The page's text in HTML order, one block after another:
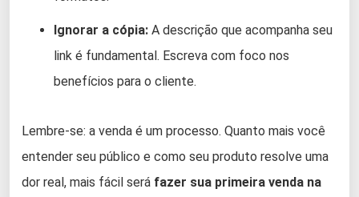
Ignorar a cópia: A descrição que acompanha seu
link é fundamental. Escreva com foco nos
benefícios para o cliente.
Lembre-se: a venda é um processo. Quanto mais você
entender seu público e como seu produto resolve uma
dor real, mais fácil será fazer sua primeira venda na